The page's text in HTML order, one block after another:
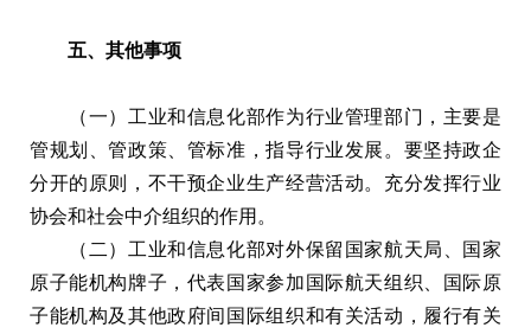
五、其他事项
（一）工业和信息化部作为行业管理部门，主要是
管规划、管政策、管标准，指导行业发展。要坚持政企
分开的原则，不干预企业生产经营活动。充分发挥行业
协会和社会中介组织的作用。
（二）工业和信息化部对外保留国家航天局、国家
原子能机构牌子，代表国家参加国际航天组织、国际原
子能机构及其他政府间国际组织和有关活动，履行有关